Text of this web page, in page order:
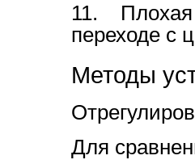
11.
переходе с
Методы
Для